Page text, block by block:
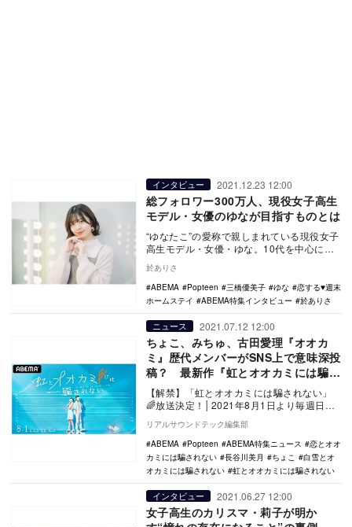
インタビュー 2021.12.23 12:00
総フォロワー300万人、現役女子高生
モデル・女優のゆなが目指すものとは
“ゆなたこ”の愛称で親しまれている現役女子
高生モデル・女優・ゆな。10代を中心に支
上に…
於ありさ
ABEMA
Popteen 三橋優美子 ゆな
恋する♥週末
ホームステイ
ABEMA特集インタビュー 於ありさ
ニュース 2021.07.12 12:00
ちょこ、みちゅ、古田愛理『オオカ
ミ』歴代メンバーがSNS上で意味深投
稿？ 最新作『虹とオオカミには騙さ
れない』放送決定
【解禁】「虹とオオカミには騙されない」
🌈放送決定！│2021年8月1日より毎週日曜
よる10時ABEMAで放送！ ABEMAオ…
リアルサウンドテック編集部
ABEMA
Popteen ABEMA特集ニュース
恋とオオ
カミには騙されない
長谷川美月 ちょこ
白雪とオ
オカミには騙されない
虹とオオカミには騙されない
インタビュー 2021.06.27 12:00
女子高生のカリスマ・莉子が明か